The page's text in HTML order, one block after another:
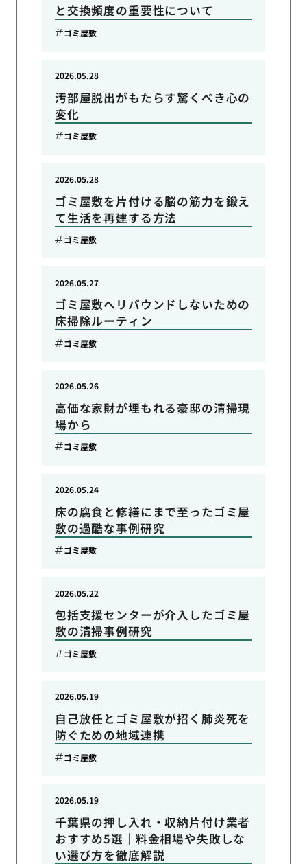
と交換頻度の重要性について
ゴミ屋敷
汚部屋脱出がもたらす驚くべき心の
変化
2026.05.28
ゴミ屋敷
ゴミ屋敷を片付ける脳の筋力を鍛え
て生活を再建する方法
2026.05.28
ゴミ屋敷
ゴミ屋敷へリバウンドしないための
床掃除ルーティン
2026.05.27
ゴミ屋敷
高価な家財が埋もれる豪邸の清掃現
場から
2026.05.26
ゴミ屋敷
床の腐食と修繕にまで至ったゴミ屋
敷の過酷な事例研究
2026.05.24
ゴミ屋敷
包括支援センターが介入したゴミ屋
敷の清掃事例研究
2026.05.22
ゴミ屋敷
自己放任とゴミ屋敷が招く肺炎死を
防ぐための地域連携
2026.05.19
ゴミ屋敷
千葉県の押し入れ・収納片付け業者
おすすめ5選｜料金相場や失敗しな
い選び方を徹底解説
2026.05.19